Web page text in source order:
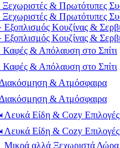
Ξεχωριστές & Πρωτότυπες
Ξεχωριστές & Πρωτότυπες
Εξοπλισμός Κουζίνας &
Εξοπλισμός Κουζίνας &
Καφές & Απόλαυση στο Σπίτι
Καφές & Απόλαυση στο Σπίτι
& Ατμόσφαιρα
& Ατμόσφαιρα
Είδη & Cozy Επιλογές
Είδη & Cozy Επιλογές
Μικρά αλλά Ξεχωριστά Δώρα